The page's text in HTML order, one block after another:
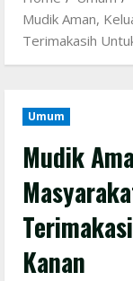
Mudik Aman,
Terimakasih
Umum
Mudik
Kanan